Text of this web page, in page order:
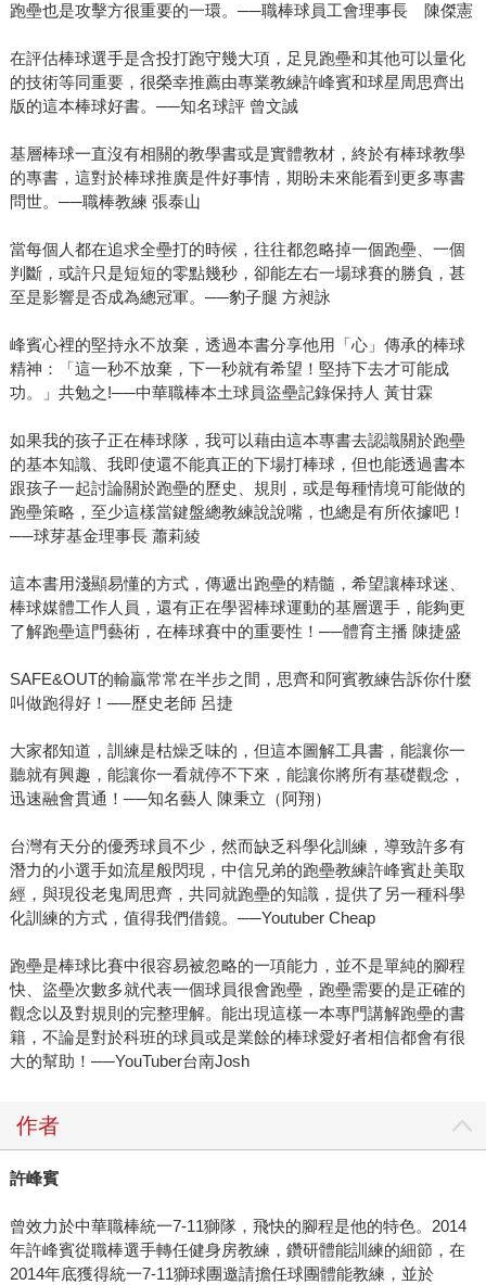
跑壘也是攻擊方很重要的一環。──職棒球員工會理事長 陳傑憲
在評估棒球選手是含投打跑守幾大項，足見跑壘和其他可以量化
的技術等同重要，很榮幸推薦由專業教練許峰賓和球星周思齊出
版的這本棒球好書。──知名球評 曾文誠
基層棒球一直沒有相關的教學書或是實體教材，終於有棒球教學
的專書，這對於棒球推廣是件好事情，期盼未來能看到更多專書
問世。──職棒教練 張泰山
當每個人都在追求全壘打的時候，往往都忽略掉一個跑壘、一個
判斷，或許只是短短的零點幾秒，卻能左右一場球賽的勝負，甚
至是影響是否成為總冠軍。──豹子腿 方昶詠
峰賓心裡的堅持永不放棄，透過本書分享他用「心」傳承的棒球
精神：「這一秒不放棄，下一秒就有希望！堅持下去才可能成
功。」共勉之!──中華職棒本土球員盜壘記錄保持人 黃甘霖
如果我的孩子正在棒球隊，我可以藉由這本專書去認識關於跑壘
的基本知識、我即使還不能真正的下場打棒球，但也能透過書本
跟孩子一起討論關於跑壘的歷史、規則，或是每種情境可能做的
跑壘策略，至少這樣當鍵盤總教練說說嘴，也總是有所依據吧！
──球芽基金理事長 蕭莉綾
這本書用淺顯易懂的方式，傳遞出跑壘的精髓，希望讓棒球迷、
棒球媒體工作人員，還有正在學習棒球運動的基層選手，能夠更
了解跑壘這門藝術，在棒球賽中的重要性！──體育主播 陳捷盛
SAFE&OUT的輸贏常常在半步之間，思齊和阿賓教練告訴你什麼
叫做跑得好！──歷史老師 呂捷
大家都知道，訓練是枯燥乏味的，但這本圖解工具書，能讓你一
聽就有興趣，能讓你一看就停不下來，能讓你將所有基礎觀念，
迅速融會貫通！──知名藝人 陳秉立（阿翔）
台灣有天分的優秀球員不少，然而缺乏科學化訓練，導致許多有
潛力的小選手如流星般閃現，中信兄弟的跑壘教練許峰賓赴美取
經，與現役老鬼周思齊，共同就跑壘的知識，提供了另一種科學
化訓練的方式，值得我們借鏡。──Youtuber Cheap
跑壘是棒球比賽中很容易被忽略的一項能力，並不是單純的腳程
快、盜壘次數多就代表一個球員很會跑壘，跑壘需要的是正確的
觀念以及對規則的完整理解。能出現這樣一本專門講解跑壘的書
籍，不論是對於科班的球員或是業餘的棒球愛好者相信都會有很
大的幫助！──YouTuber台南Josh
作者
許峰賓
曾效力於中華職棒統一7-11獅隊，飛快的腳程是他的特色。2014
年許峰賓從職棒選手轉任健身房教練，鑽研體能訓練的細節，在
2014年底獲得統一7-11獅球團邀請擔任球團體能教練，並於